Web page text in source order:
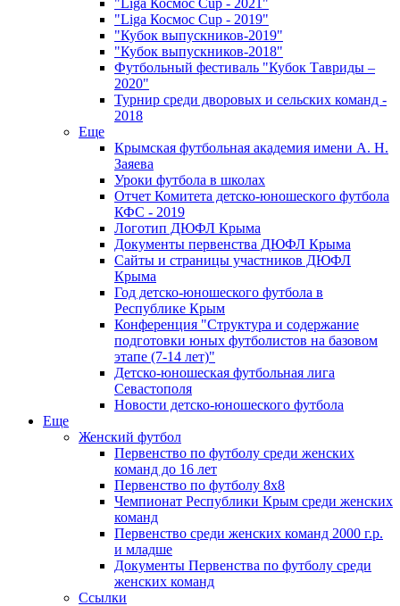
"Liga Космос Cup - 2021"
"Liga Космос Cup - 2019"
"Кубок выпускников-2019"
"Кубок выпускников-2018"
Футбольный фестиваль "Кубок Тавриды –
2020"
Турнир среди дворовых и сельских команд -
2018
Еще
Крымская футбольная академия имени А. Н.
Заяева
Уроки футбола в школах
Отчет Комитета детско-юношеского футбола
КФС - 2019
Логотип ДЮФЛ Крыма
Документы первенства ДЮФЛ Крыма
Сайты и страницы участников ДЮФЛ
Крыма
Год детско-юношеского футбола в
Республике Крым
Конференция "Структура и содержание
подготовки юных футболистов на базовом
этапе (7-14 лет)"
Детско-юношеская футбольная лига
Севастополя
Новости детско-юношеского футбола
Еще
Женский футбол
Первенство по футболу среди женских
команд до 16 лет
Первенство по футболу 8х8
Чемпионат Республики Крым среди женских
команд
Первенство среди женских команд 2000 г.р.
и младше
Документы Первенства по футболу среди
женских команд
Ссылки